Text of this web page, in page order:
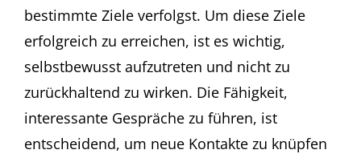
bestimmte Ziele verfolgst. Um diese Ziele
erfolgreich zu erreichen, ist es wichtig,
selbstbewusst aufzutreten und nicht zu
zurückhaltend zu wirken. Die Fähigkeit,
interessante Gespräche zu führen, ist
entscheidend, um neue Kontakte zu knüpfen